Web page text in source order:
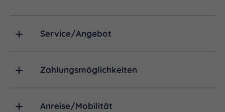
Service/Angebot
Zahlungsmöglichkeiten
Anreise/Mobilität